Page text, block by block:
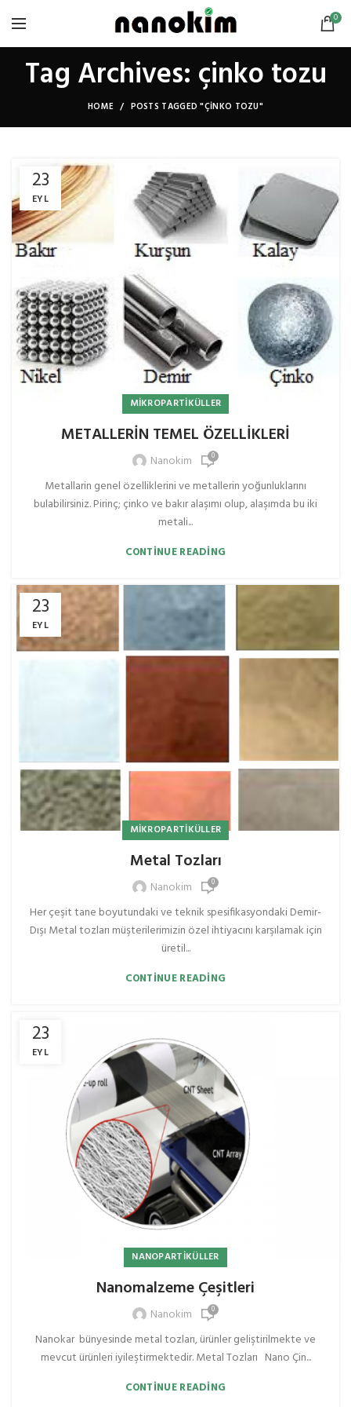
0
Tag Archives: çinko tozu
HOME POSTS TAGGED "ÇINKO TOZU"
23
EYL
MIKROPARTIKÜLLER
METALLERİN TEMEL ÖZELLİKLERİ
Nanokim 0
Metallarin genel özelliklerini ve metallerin yoğunluklarını
bulabilirsiniz. Pirinç; çinko ve bakır alaşımı olup, alaşımda bu iki
metali...
CONTINUE READING
23
EYL
MIKROPARTIKÜLLER
Metal Tozları
Nanokim 0
Her çeşit tane boyutundaki ve teknik spesifikasyondaki Demir-
Dışı Metal tozları müşterilerimizin özel ihtiyacını karşılamak için
üretil...
CONTINUE READING
23
EYL
NANOPARTIKÜLLER
Nanomalzeme Çeşitleri
Nanokim 0
Nanokar bünyesinde metal tozları, ürünler geliştirilmekte ve
mevcut ürünleri iyileştirmektedir. Metal Tozları Nano Çin...
CONTINUE READING